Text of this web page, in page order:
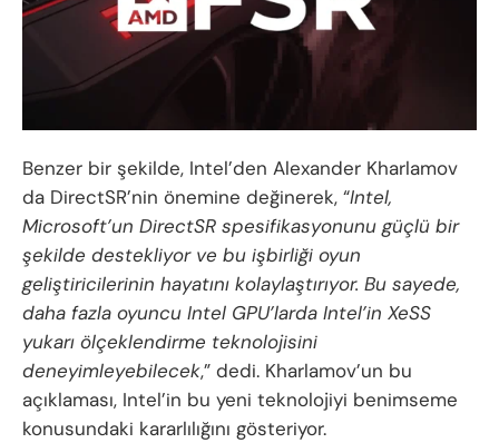
Benzer bir şekilde, Intel’den Alexander Kharlamov
da DirectSR’nin önemine değinerek, “Intel,
Microsoft’un DirectSR spesifikasyonunu güçlü bir
şekilde destekliyor ve bu işbirliği oyun
geliştiricilerinin hayatını kolaylaştırıyor. Bu sayede,
daha fazla oyuncu Intel GPU’larda Intel’in XeSS
yukarı ölçeklendirme teknolojisini
deneyimleyebilecek,” dedi. Kharlamov’un bu
açıklaması, Intel’in bu yeni teknolojiyi benimseme
konusundaki kararlılığını gösteriyor.